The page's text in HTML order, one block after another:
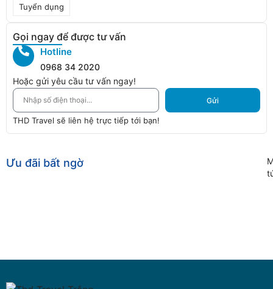
Tuyển dụng
Gọi ngay để được tư vấn
Hotline
0968 34 2020
Hoặc gửi yêu cầu tư vấn ngay!
Gửi
THD Travel sẽ liên hệ trực tiếp tới bạn!
Ưu đãi bất ngờ